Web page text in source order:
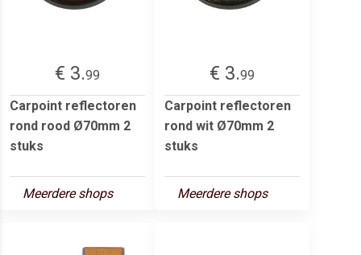
€ 3.99
Carpoint reflectoren
rond rood Ø70mm 2
stuks
Meerdere shops
€ 3.99
Carpoint reflectoren
rond wit Ø70mm 2
stuks
Meerdere shops